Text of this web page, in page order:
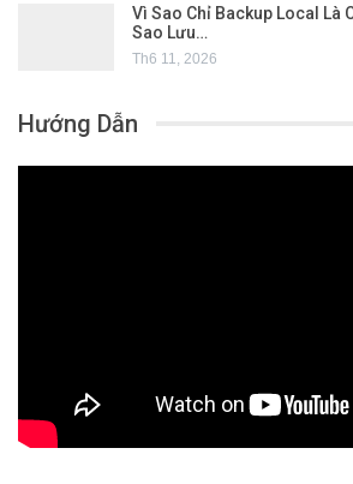
Vì Sao Chỉ Backup Local Là
Sao Lưu…
Th6 11, 2026
Hướng Dẫn